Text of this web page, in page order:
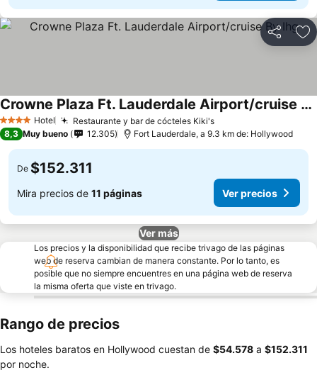
Compartir
4 EstrellasHotel Restaurante y bar de cócteles Kiki's
Crowne Plaza Ft. Lauderdale Airport/cruise By Ihg
8,3 Muy bueno 12.305 Fort Lauderdale, a 9.3 km de: Hollywood
De $152.311
Mira precios de 11 páginas Ver precios
Ver más
Los precios y la disponibilidad que recibe trivago de las páginas
web de reserva cambian de manera constante. Por lo tanto, es
posible que no siempre encuentres en una página web de reserva
la misma oferta que viste en trivago.
Rango de precios
Los hoteles baratos en Hollywood cuestan de ‎$54.578 a ‎$152.311
por noche.